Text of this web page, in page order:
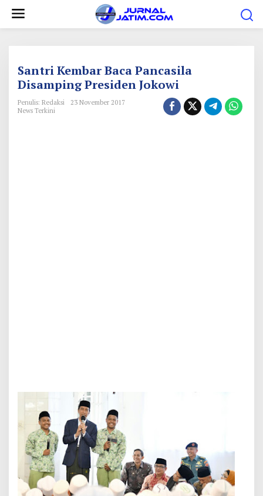
Santri Kembar Baca Pancasila
Disamping Presiden Jokowi
Penulis: Redaksi
23 November 2017
News Terkini